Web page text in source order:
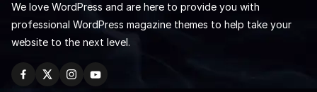
We love WordPress and are here to provide you with
professional WordPress magazine themes to help take your
website to the next level.